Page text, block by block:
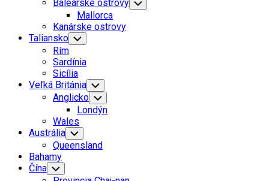
Menu
Baleárske ostrovy Toggle
Child
Mallorca
Kanárske ostrovy
Taliansko Toggle
Child
Menu
Rím
Sardínia
Sicília
Veľká Británia Toggle
Child
Menu
Anglicko Toggle
Child
Menu
Londýn
Wales
Austrália Toggle
Child
Menu
Queensland
Bahamy
Čína Toggle
Child